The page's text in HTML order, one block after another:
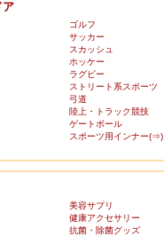
ア
ゴルフ
サッカー
スカッシュ
ホッケー
ラグビー
ストリート系スポーツ
弓道
陸上・トラック競技
ゲートボール
スポーツ用インナー(⇒)
美容サプリ
健康アクセサリー
抗菌・除菌グッズ